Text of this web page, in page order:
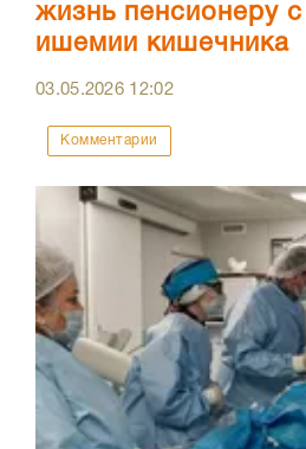
жизнь пенсионеру с
ишемии кишечника
03.05.2026 12:02
Комментарии